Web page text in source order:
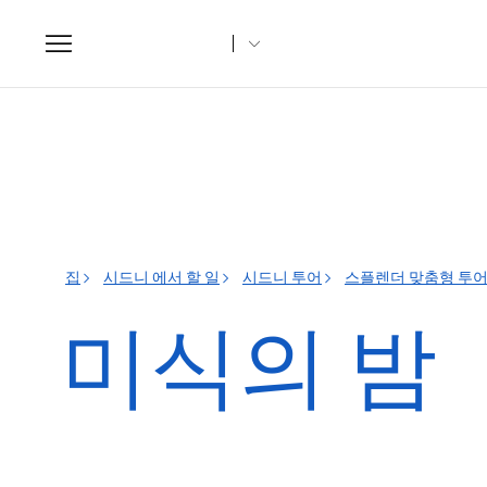
Toggle
navigation
집 시드니 에서 할 일 시드니 투어 스플렌더 맞춤형 투어
미식의 밤